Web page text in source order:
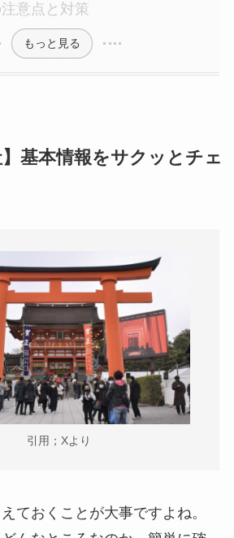
意点と対策
もっと見る
】基本情報をサクッとチェ
引用；Xより
ておくことが大事ですよね。